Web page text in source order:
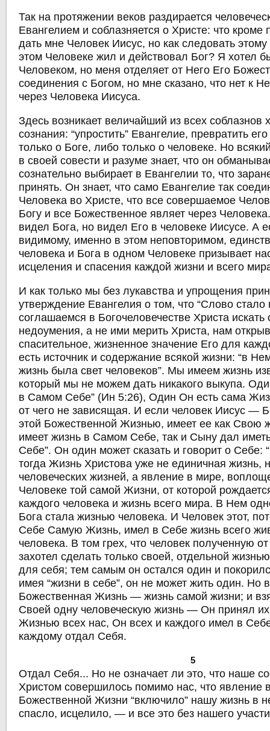
Так на протяжении веков раздирается
Евангелием и соблазняется о Христе: что кроме
дать мне Человек Иисус, но как следовать
этом Человеке жил и действовал Бог? Я хотел
Человеком, но меня отделяет от Него Его
соединения с Богом, но мне сказано, что нет к
через Человека Иисуса.
Здесь возникает величайший из всех соблазнов
сознания: “упростить” Евангелие, превратить
только о Боге, либо только о человеке. Но
в своей совести и разуме знает, что он
сознательно выбирает в Евангелии то, что
принять. Он знает, что само Евангелие так
Человека во Христе, что все совершаемое
Богу и все Божественное являет через
видел Бога, но видел Его в человеке Иисусе. А
видимому, именно в этом неповторимом,
человека и Бога в одном Человеке призывает
исцеления и спасения каждой жизни и всего
И как только мы без лукавства и упрощения
утверждение Евангелия о том, что “Слово стало
соглашаемся в Богочеловечестве Христа
недоумения, а не ими мерить Христа, нам
спасительное, жизненное значение Его для
есть источник и содержание всякой жизни: “в
жизнь была свет человеков”. Мы имеем жизнь
который мы не можем дать никакого выкупа.
в Самом Себе” (Ин 5:26), Один Он есть сама
от чего не зависящая. И если человек Иисус —
этой Божественной Жизнью, имеет ее как Свою
имеет жизнь в Самом Себе, так и Сыну дал
Себе”. Он один может сказать и говорит о Себе:
тогда Жизнь Христова уже не единичная жизнь,
человеческих жизней, а явление в мире,
Человеке той самой Жизни, от которой
каждого человека и жизнь всего мира. В Нем
Бога стала жизнью человека. И Человек этот,
Себе Самую Жизнь, имел в Себе жизнь всего
человека. В том грех, что человек полученную
захотел сделать только своей, отдельной
для себя; тем самым он остался один и
имея “жизни в себе”, он не может жить один. Но
Божественная Жизнь — жизнь самой жизни; и
Своей одну человеческую жизнь — Он принял
Жизнью всех нас, Он всех и каждого имел в
каждому отдал Себя.
5
Отдал Себя... Но не означает ли это, что наше
Христом совершилось помимо нас, что явление
Божественной Жизни “включило” нашу жизнь в
спасло, исцелило, — и все это без нашего